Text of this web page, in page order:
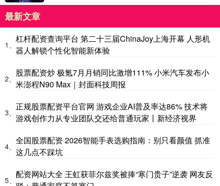
最新文章
1、
杠杆配资查询平台 第二十三届ChinaJoy上海开幕 人形机
器人解锁个性化智能新体验
2、
股票配资炒 极氪7月月销同比激增111% 小米汽车发布小
米澎程N90 Max｜封面科技周报
3、
正规股票配资平台官网 游戏企业AI普及率达86% 技术将
游戏创作力从专业团队交还给普通玩家丨新经济视界
4、
全国股票配资 2026智能手表选购指南：别只看颜值 抓准
这几点不踩坑
5、
配资网站大全 王虹获菲尔兹奖被捧“寒门贵子”逆袭 网友反